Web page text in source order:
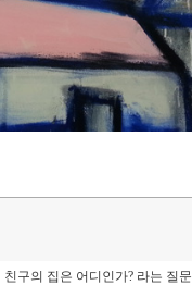
구의 집은 어디인가? 라는